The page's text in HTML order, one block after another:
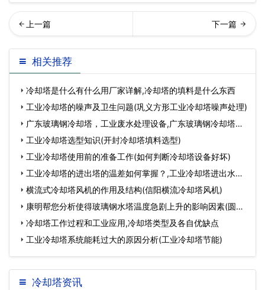
璃钢冷却塔填料的结垢清洁
技巧,玻璃钢冷却…
成新型节能冷却塔性能降低
的主要原因,新型
相关推荐
冷却塔是什么有什么用厂家详解,冷却塔的填料是什么东西
工业冷却塔的噪声及卫生问题(巩义方形工业冷却塔噪声处理)
广东玻璃钢冷却塔，工业废水处理设备,广东玻璃钢冷却塔填
料供​工业冷却塔选型知识(开封冷却塔填料选型)
工业冷却塔使用前的准备工作(如何判断冷却塔设备好坏)
工业冷却塔的进出塔的温差如何掌握？,工业冷却塔进出水温
差应
横流式冷却塔风机的作用及结构(信阳横流冷却塔风机)
康明帮您分析使得玻璃钢水塔温度急剧上升的影响因素(圆形
玻 冷却塔工作过程和工业应用,冷却塔类型及各自优缺点
工业冷却塔系统能耗过大的原因分析(工业冷却塔节能)
冷却塔资讯